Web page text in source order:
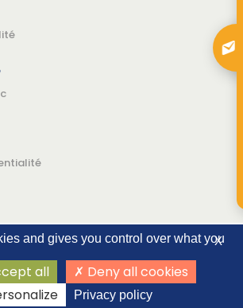
X
and gives you control over what you
all
Deny all cookies
Privacy policy